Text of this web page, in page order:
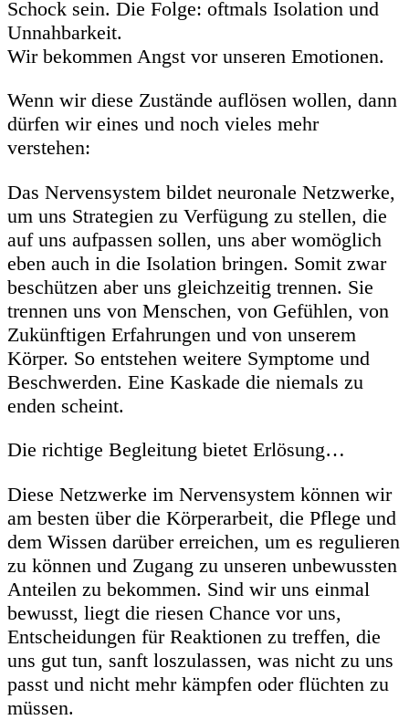
Schock sein. Die Folge: oftmals Isolation und
Unnahbarkeit.
Wir bekommen Angst vor unseren Emotionen.
Wenn wir diese Zustände auflösen wollen, dann
dürfen wir eines und noch vieles mehr
verstehen:
Das Nervensystem bildet neuronale Netzwerke,
um uns Strategien zu Verfügung zu stellen, die
auf uns aufpassen sollen, uns aber womöglich
eben auch in die Isolation bringen. Somit zwar
beschützen aber uns gleichzeitig trennen. Sie
trennen uns von Menschen, von Gefühlen, von
Zukünftigen Erfahrungen und von unserem
Körper. So entstehen weitere Symptome und
Beschwerden. Eine Kaskade die niemals zu
enden scheint.
Die richtige Begleitung bietet Erlösung…
Diese Netzwerke im Nervensystem können wir
am besten über die Körperarbeit, die Pflege und
dem Wissen darüber erreichen, um es regulieren
zu können und Zugang zu unseren unbewussten
Anteilen zu bekommen. Sind wir uns einmal
bewusst, liegt die riesen Chance vor uns,
Entscheidungen für Reaktionen zu treffen, die
uns gut tun, sanft loszulassen, was nicht zu uns
passt und nicht mehr kämpfen oder flüchten zu
müssen.